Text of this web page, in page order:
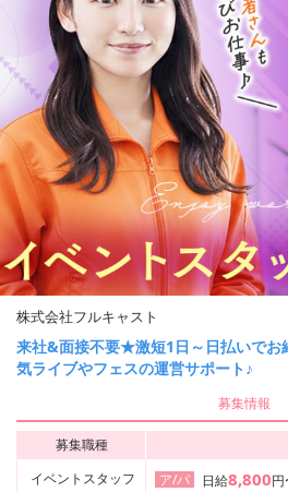
株式会社フルキャスト
来社&面接不要★激短1日～日払いでお
気ライブやフェスの運営サポート♪
募集情報
募集職種
イベントスタッフ
ア/パ 日給8,800